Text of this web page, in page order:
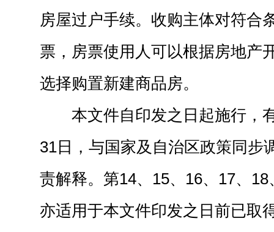
房屋过户手续。收购主体对符合
票，房票使用人可以根据房地产
选择购置新建商品房。
本文件自印发之日起施行，
31日，与国家及自治区政策同步
责解释‌。第14、15、16、17、
亦适用于本文件印发之日前已取